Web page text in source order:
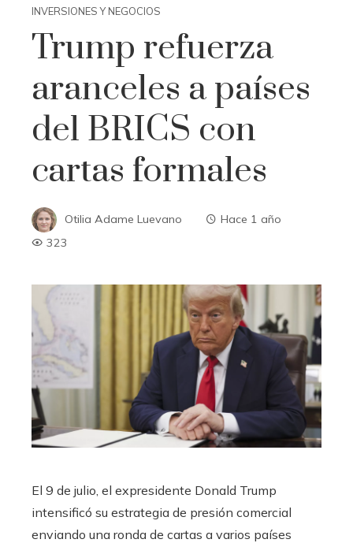
INVERSIONES Y NEGOCIOS
Trump refuerza
aranceles a países
del BRICS con
cartas formales
Otilia Adame Luevano
Hace 1 año
323
El 9 de julio, el expresidente Donald Trump
intensificó su estrategia de presión comercial
enviando una ronda de cartas a varios países